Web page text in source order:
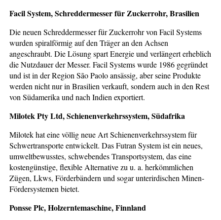
Facil System, Schreddermesser für Zuckerrohr, Brasilien
Die neuen Schreddermesser für Zuckerrohr von Facil Systems
wurden spiralförmig auf den Träger an den Achsen
angeschraubt. Die Lösung spart Energie und verlängert erheblich
die Nutzdauer der Messer. Facil Systems wurde 1986 gegründet
und ist in der Region São Paolo ansässig, aber seine Produkte
werden nicht nur in Brasilien verkauft, sondern auch in den Rest
von Südamerika und nach Indien exportiert.
Milotek Pty Ltd, Schienenverkehrssystem, Südafrika
Milotek hat eine völlig neue Art Schienenverkehrssystem für
Schwertransporte entwickelt. Das Futran System ist ein neues,
umweltbewusstes, schwebendes Transportsystem, das eine
kostengünstige, flexible Alternative zu u. a. herkömmlichen
Zügen, Lkws, Förderbändern und sogar unterirdischen Minen-
Fördersystemen bietet.
Ponsse Plc, Holzerntemaschine, Finnland